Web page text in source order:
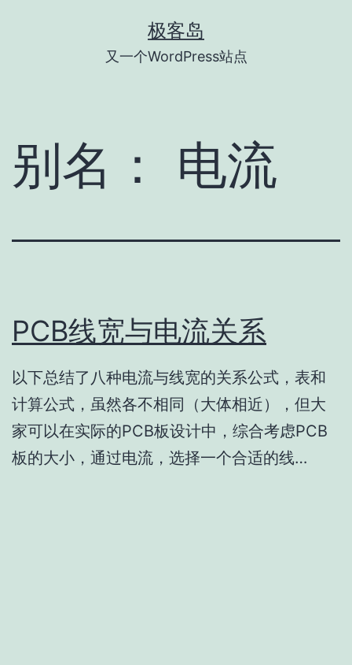
极客岛
又一个WordPress站点
别名： 电流
PCB线宽与电流关系
以下总结了八种电流与线宽的关系公式，表和
计算公式，虽然各不相同（大体相近），但大
家可以在实际的PCB板设计中，综合考虑PCB
板的大小，通过电流，选择一个合适的线…